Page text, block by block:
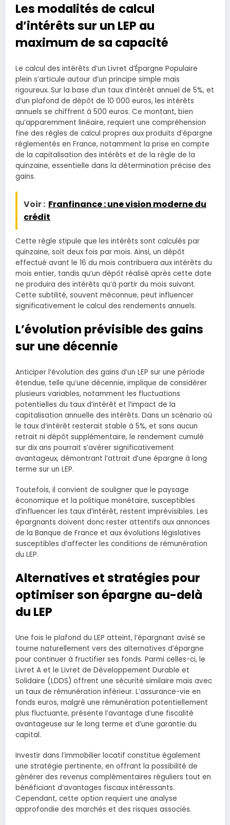
Les modalités de calcul
d’intérêts sur un LEP au
maximum de sa capacité
Le calcul des intérêts d’un Livret d’Épargne Populaire
plein s’articule autour d’un principe simple mais
rigoureux. Sur la base d’un taux d’intérêt annuel de 5%, et
d’un plafond de dépôt de 10 000 euros, les intérêts
annuels se chiffrent à 500 euros. Ce montant, bien
qu’apparemment linéaire, requiert une compréhension
fine des règles de calcul propres aux produits d’épargne
réglementés en France, notamment la prise en compte
de la capitalisation des intérêts et de la règle de la
quinzaine, essentielle dans la détermination précise des
gains.
Voir : Franfinance : une vision moderne du
crédit
Cette règle stipule que les intérêts sont calculés par
quinzaine, soit deux fois par mois. Ainsi, un dépôt
effectué avant le 16 du mois contribuera aux intérêts du
mois entier, tandis qu’un dépôt réalisé après cette date
ne produira des intérêts qu’à partir du mois suivant.
Cette subtilité, souvent méconnue, peut influencer
significativement le calcul des rendements annuels.
L’évolution prévisible des gains
sur une décennie
Anticiper l’évolution des gains d’un LEP sur une période
étendue, telle qu’une décennie, implique de considérer
plusieurs variables, notamment les fluctuations
potentielles du taux d’intérêt et l’impact de la
capitalisation annuelle des intérêts. Dans un scénario où
le taux d’intérêt resterait stable à 5%, et sans aucun
retrait ni dépôt supplémentaire, le rendement cumulé
sur dix ans pourrait s’avérer significativement
avantageux, démontrant l’attrait d’une épargne à long
terme sur un LEP.
Toutefois, il convient de souligner que le paysage
économique et la politique monétaire, susceptibles
d’influencer les taux d’intérêt, restent imprévisibles. Les
épargnants doivent donc rester attentifs aux annonces
de la Banque de France et aux évolutions législatives
susceptibles d’affecter les conditions de rémunération
du LEP.
Alternatives et stratégies pour
optimiser son épargne au-delà
du LEP
Une fois le plafond du LEP atteint, l’épargnant avisé se
tourne naturellement vers des alternatives d’épargne
pour continuer à fructifier ses fonds. Parmi celles-ci, le
Livret A et le Livret de Développement Durable et
Solidaire (LDDS) offrent une sécurité similaire mais avec
un taux de rémunération inférieur. L’assurance-vie en
fonds euros, malgré une rémunération potentiellement
plus fluctuante, présente l’avantage d’une fiscalité
avantageuse sur le long terme et d’une garantie du
capital.
Investir dans l’immobilier locatif constitue également
une stratégie pertinente, en offrant la possibilité de
générer des revenus complémentaires réguliers tout en
bénéficiant d’avantages fiscaux intéressants.
Cependant, cette option requiert une analyse
approfondie des marchés et des risques associés.